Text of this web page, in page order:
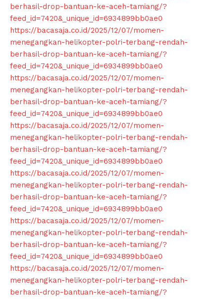
berhasil-drop-bantuan-ke-aceh-tamiang/?
feed_id=7420&_unique_id=6934899bb0ae0
https://bacasaja.co.id/2025/12/07/momen-
menegangkan-helikopter-polri-terbang-rendah-
berhasil-drop-bantuan-ke-aceh-tamiang/?
feed_id=7420&_unique_id=6934899bb0ae0
https://bacasaja.co.id/2025/12/07/momen-
menegangkan-helikopter-polri-terbang-rendah-
berhasil-drop-bantuan-ke-aceh-tamiang/?
feed_id=7420&_unique_id=6934899bb0ae0
https://bacasaja.co.id/2025/12/07/momen-
menegangkan-helikopter-polri-terbang-rendah-
berhasil-drop-bantuan-ke-aceh-tamiang/?
feed_id=7420&_unique_id=6934899bb0ae0
https://bacasaja.co.id/2025/12/07/momen-
menegangkan-helikopter-polri-terbang-rendah-
berhasil-drop-bantuan-ke-aceh-tamiang/?
feed_id=7420&_unique_id=6934899bb0ae0
https://bacasaja.co.id/2025/12/07/momen-
menegangkan-helikopter-polri-terbang-rendah-
berhasil-drop-bantuan-ke-aceh-tamiang/?
feed_id=7420&_unique_id=6934899bb0ae0
https://bacasaja.co.id/2025/12/07/momen-
menegangkan-helikopter-polri-terbang-rendah-
berhasil-drop-bantuan-ke-aceh-tamiang/?